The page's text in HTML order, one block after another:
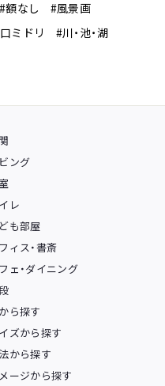
#額なし
#風景画
ミドリ
#川・池・湖
ング
レ
も部屋
ィス・書斎
ェ・ダイニング
ら探す
ズから探す
から探す
ージから探す